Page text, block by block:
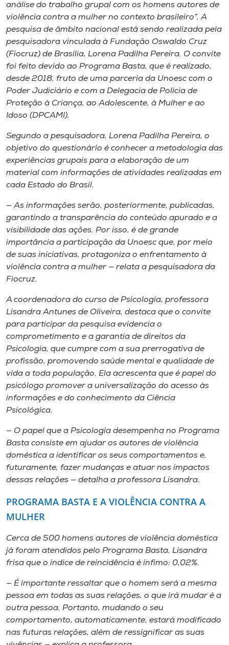
Store
Selecione
o idioma
A+
A-
análise do trabalho grupal com os homens autores de
violência contra a mulher no contexto brasileiro”. A
pesquisa de âmbito nacional está sendo realizada pela
pesquisadora vinculada à Fundação Oswaldo Cruz
(Fiocruz) de Brasília, Lorena Padilha Pereira. O convite
foi feito devido ao Programa Basta, que é realizado,
desde 2018, fruto de uma parceria da Unoesc com o
Poder Judiciário e com a Delegacia de Polícia de
Proteção à Criança, ao Adolescente, à Mulher e ao
Idoso (DPCAMI).
Segundo a pesquisadora, Lorena Padilha Pereira, o
objetivo do questionário é conhecer a metodologia das
experiências grupais para a elaboração de um
material com informações de atividades realizadas em
cada Estado do Brasil.
— As informações serão, posteriormente, publicadas,
garantindo a transparência do conteúdo apurado e a
visibilidade das ações. Por isso, é de grande
importância a participação da Unoesc que, por meio
de suas iniciativas, protagoniza o enfrentamento à
violência contra a mulher — relata a pesquisadora da
Fiocruz.
A coordenadora do curso de Psicologia, professora
Lisandra Antunes de Oliveira, destaca que o convite
para participar da pesquisa evidencia o
comprometimento e a garantia de direitos da
Psicologia, que cumpre com a sua prerrogativa de
profissão, promovendo saúde mental e qualidade de
vida a toda população. Ela acrescenta que é papel do
psicólogo promover a universalização do acesso às
informações e do conhecimento da Ciência
Psicológica.
— O papel que a Psicologia desempenha no Programa
Basta consiste em ajudar os autores de violência
doméstica a identificar os seus comportamentos e,
futuramente, fazer mudanças e atuar nos impactos
dessas relações — detalha a professora Lisandra.
PROGRAMA BASTA E A VIOLÊNCIA CONTRA A
MULHER
Cerca de 500 homens autores de violência doméstica
já foram atendidos pelo Programa Basta. Lisandra
frisa que o índice de reincidência é ínfimo: 0,02%.
— É importante ressaltar que o homem será a mesma
pessoa em todas as suas relações, o que irá mudar é a
outra pessoa. Portanto, mudando o seu
comportamento, automaticamente, estará modificado
nas futuras relações, além de ressignificar as suas